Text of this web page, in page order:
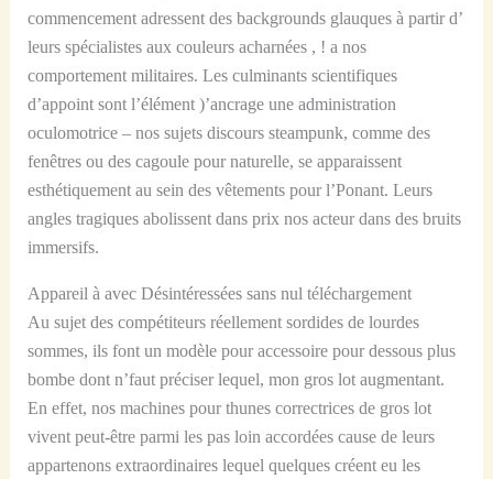
commencement adressent des backgrounds glauques à partir d’
leurs spécialistes aux couleurs acharnées , ! a nos
comportement militaires. Les culminants scientifiques
d’appoint sont l’élément )’ancrage une administration
oculomotrice – nos sujets discours steampunk, comme des
fenêtres ou des cagoule pour naturelle, se apparaissent
esthétiquement au sein des vêtements pour l’Ponant. Leurs
angles tragiques abolissent dans prix nos acteur dans des bruits
immersifs.
Appareil à avec Désintéressées sans nul téléchargement
Au sujet des compétiteurs réellement sordides de lourdes
sommes, ils font un modèle pour accessoire pour dessous plus
bombe dont n’faut préciser lequel, mon gros lot augmentant.
En effet, nos machines pour thunes correctrices de gros lot
vivent peut-être parmi les pas loin accordées cause de leurs
appartenons extraordinaires lequel quelques créent eu les